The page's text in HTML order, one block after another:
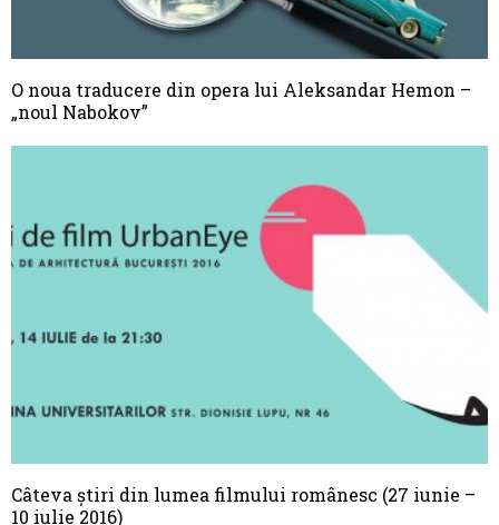
O noua traducere din opera lui Aleksandar Hemon –
„noul Nabokov”
Câteva știri din lumea filmului românesc (27 iunie –
10 iulie 2016)